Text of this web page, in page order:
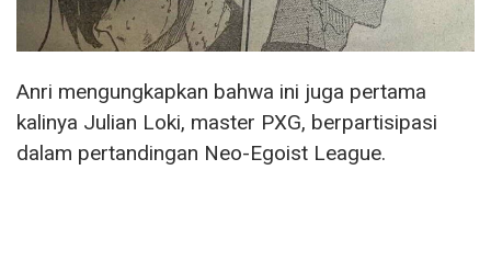
Anri mengungkapkan bahwa ini juga pertama
kalinya Julian Loki, master PXG, berpartisipasi
dalam pertandingan Neo-Egoist League.